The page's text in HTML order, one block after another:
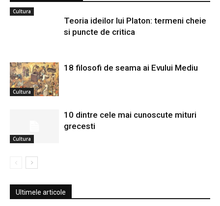
Cultura
Teoria ideilor lui Platon: termeni cheie
si puncte de critica
Cultura
18 filosofi de seama ai Evului Mediu
Cultura
10 dintre cele mai cunoscute mituri
grecesti
Ultimele articole